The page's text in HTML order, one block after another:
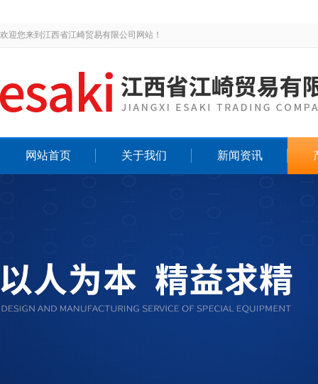
欢迎您来到江西省江崎贸易有限公司网站！
网站首页 关于我们 新闻资讯